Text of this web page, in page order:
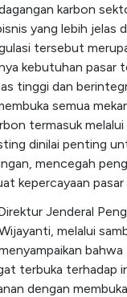
karbon
yang lebih jelas
tersebut
kebutuhan pasar
tinggi dan
semua
termasuk
dinilai penting
mencegah
kepercayaan
Jenderal
melalui
terbuka terhadap
dengan